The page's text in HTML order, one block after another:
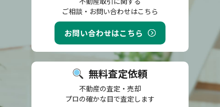
ご相談・お問い合わせはこちら
お問い合わせはこちら
無料査定依頼
不動産の査定・売却
プロの確かな目で査定します